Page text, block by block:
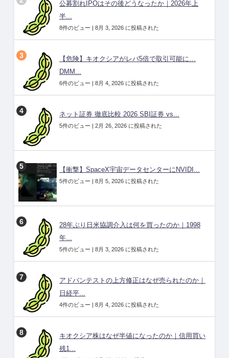
公募割れIPOはその後どうなったか｜2026年上
半...
8件のビュー | 8月 3, 2026 に投稿された
【危険】キオクシアがレバ5倍で取引可能に…
DMM...
6件のビュー | 8月 4, 2026 に投稿された
ネット証券 徹底比較 2026 SBI証券 vs...
5件のビュー | 2月 26, 2026 に投稿された
【衝撃】SpaceX宇宙データセンターにNVIDI...
5件のビュー | 8月 5, 2026 に投稿された
28年ぶり日米協調介入は何を買ったのか｜1998
年...
5件のビュー | 8月 3, 2026 に投稿された
アドバンテストの上方修正はなぜ売られたのか｜
日経平...
4件のビュー | 8月 4, 2026 に投稿された
キオクシア株はなぜ半値になったのか｜信用買い
残1...